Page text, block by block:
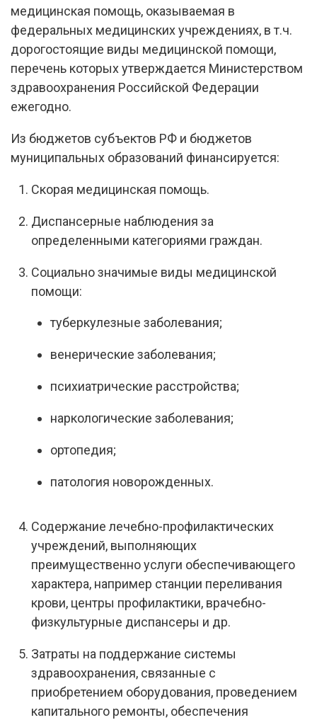
медицинская помощь, оказываемая в
федеральных медицинских учреждениях, в т.ч.
дорогостоящие виды медицинской помощи,
перечень которых утверждается Министерством
здравоохранения Российской Федерации
ежегодно.
Из бюджетов субъектов РФ и бюджетов
муниципальных образований финансируется:
Скорая медицинская помощь.
Диспансерные наблюдения за
определенными категориями граждан.
Социально значимые виды медицинской
помощи:
туберкулезные заболевания;
венерические заболевания;
психиатрические расстройства;
наркологические заболевания;
ортопедия;
патология новорожденных.
Содержание лечебно-профилактических
учреждений, выполняющих
преимущественно услуги обеспечивающего
характера, например станции переливания
крови, центры профилактики, врачебно-
физкультурные диспансеры и др.
Затраты на поддержание системы
здравоохранения, связанные с
приобретением оборудования, проведением
капитального ремонты, обеспечения